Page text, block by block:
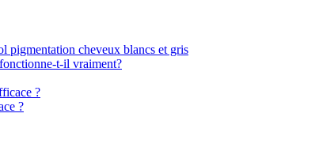
pigmentation cheveux blancs et gris
t-il vraiment?
?
?